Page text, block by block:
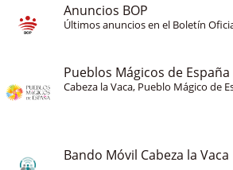
Anuncios BOP
Últimos anuncios en el Boletín
Pueblos Mágicos de España
Cabeza la Vaca, Pueblo Mágico de
Bando Móvil Cabeza la Vaca